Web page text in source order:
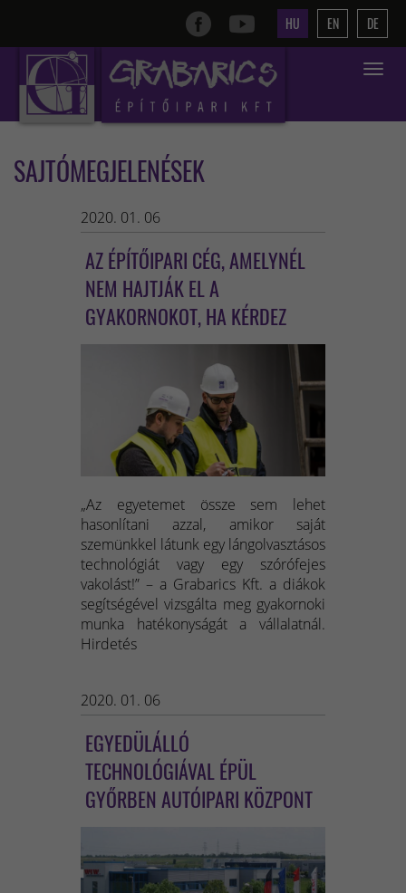
HU EN DE
Toggle
SAJTÓMEGJELENÉSEK
2020. 01. 06
AZ ÉPÍTŐIPARI CÉG, AMELYNÉL
NEM HAJTJÁK EL A
GYAKORNOKOT, HA KÉRDEZ
„Az egyetemet össze sem lehet
hasonlítani azzal, amikor saját
szemünkkel látunk egy lángolvasztásos
technológiát vagy egy szórófejes
vakolást!” – a Grabarics Kft. a diákok
segítségével vizsgálta meg gyakornoki
munka hatékonyságát a vállalatnál.
Hirdetés
2020. 01. 06
EGYEDÜLÁLLÓ
TECHNOLÓGIÁVAL ÉPÜL
GYŐRBEN AUTÓIPARI KÖZPONT